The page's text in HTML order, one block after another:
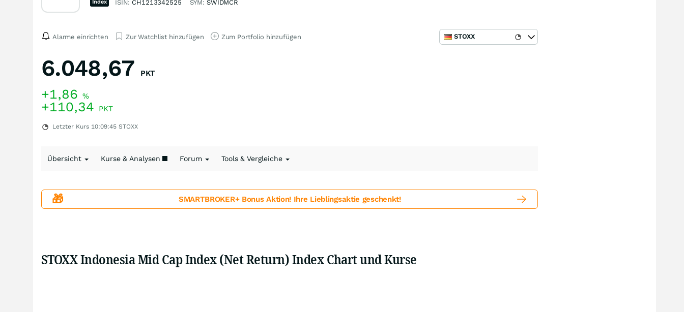
Index ISIN: CH1213342525 SYM: SWIDMCR
Alarme einrichten Zur Watchlist hinzufügen Zum Portfolio hinzufügen STOXX
6.048,67 PKT
+1,86 %
+110,34 PKT
Letzter Kurs 10:09:45 STOXX
Übersicht Kurse & Analysen Forum Tools & Vergleiche
🎁 SMARTBROKER+ Bonus Aktion! Ihre Lieblingsaktie geschenkt!
STOXX Indonesia Mid Cap Index (Net Return) Index Chart und Kurse